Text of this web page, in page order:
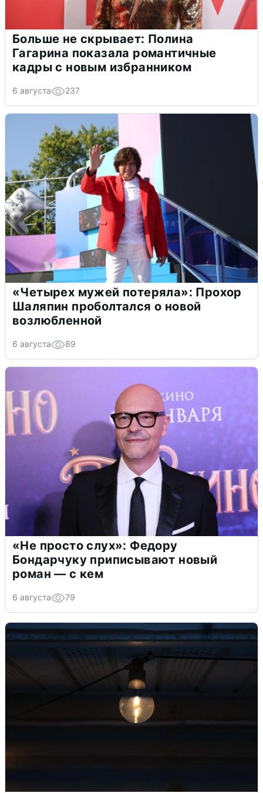
Больше не скрывает: Полина
Гагарина показала романтичные
кадры с новым избранником
6 августа 237
«Четырех мужей потеряла»: Прохор
Шаляпин проболтался о новой
возлюбленной
6 августа 89
«Не просто слух»: Федору
Бондарчуку приписывают новый
роман — с кем
6 августа 79